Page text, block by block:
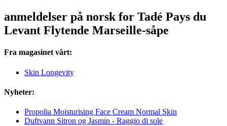
anmeldelser på norsk for Tadé Pays du
Levant Flytende Marseille-såpe
Fra magasinet vårt:
Skin Longevity
Nyheter:
Propolia Moisturising Face Cream Normal Skin
Duftvann Sitron og Jasmin - Raggio di sole